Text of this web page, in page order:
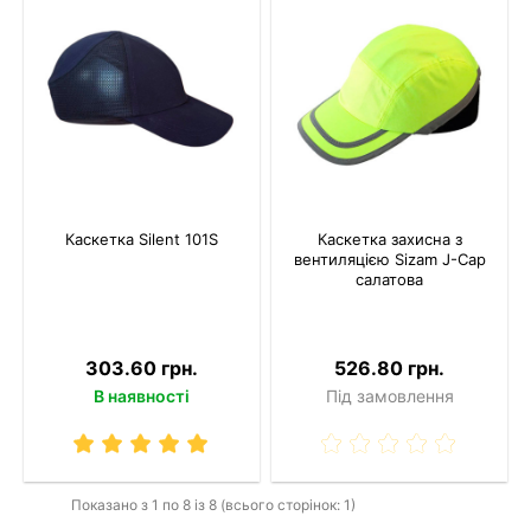
Каскетка Silent 101S
303.60 грн.
В наявності
Каскетка захисна з
вентиляцією Sizam J-Cap
салатова
526.80 грн.
Під замовлення
Показано з 1 по 8 із 8 (всього сторінок: 1)